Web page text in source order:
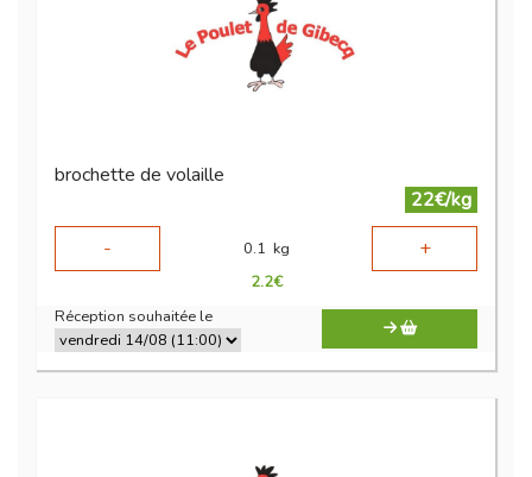
brochette de volaille
22€/kg
-
0.1 kg +
2.2€
Réception souhaitée le